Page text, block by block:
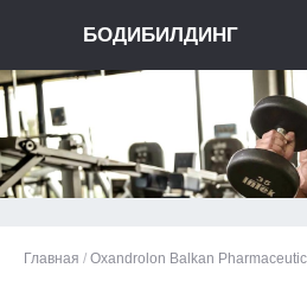
БОДИБИЛДИНГ
Главная / Oxandrolon Balkan